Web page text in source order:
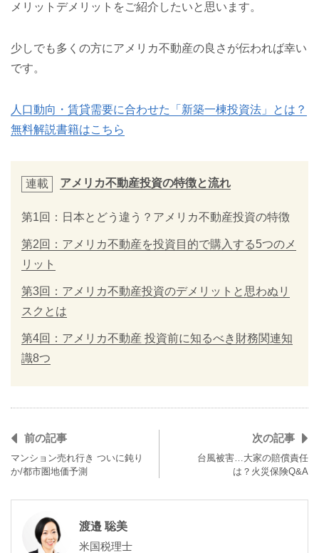
メリットデメリットをご紹介したいと思います。
少しでも多くの方にアメリカ不動産の良さが伝われば幸い
です。
人口動向・賃貸需要に合わせた「新築一棟投資法」とは？
無料解説書籍はこちら
連載 アメリカ不動産投資の特徴と流れ
第1回：日本とどう違う？アメリカ不動産投資の特徴
第2回：アメリカ不動産を投資目的で購入する5つのメ
リット
第3回：アメリカ不動産投資のデメリットと思わぬリ
スクとは
第4回：アメリカ不動産 投資前に知るべき財務関連知
識8つ
前の記事
マンション売れ行き ついに鈍り
か/都市圏地価予測
次の記事
台風被害…大家の賠償責任
は？火災保険Q&A
渡邉 聡美
米国税理士